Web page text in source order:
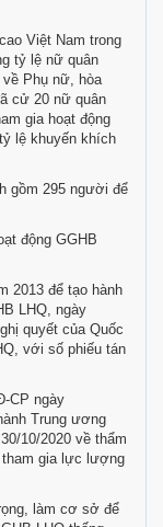
Việt Nam trong
tỷ lệ nữ quân
về Phụ nữ, hòa
cử 20 nữ quân
gia hoạt động
lệ khuyến khích
gồm 295 người để
động GGHB
2013 để tạo hành
LHQ, ngày
quyết của Quốc
với số phiếu tán
CP ngày
Trung ương
10/2020 về thẩm
gia lực lượng
làm cơ sở để